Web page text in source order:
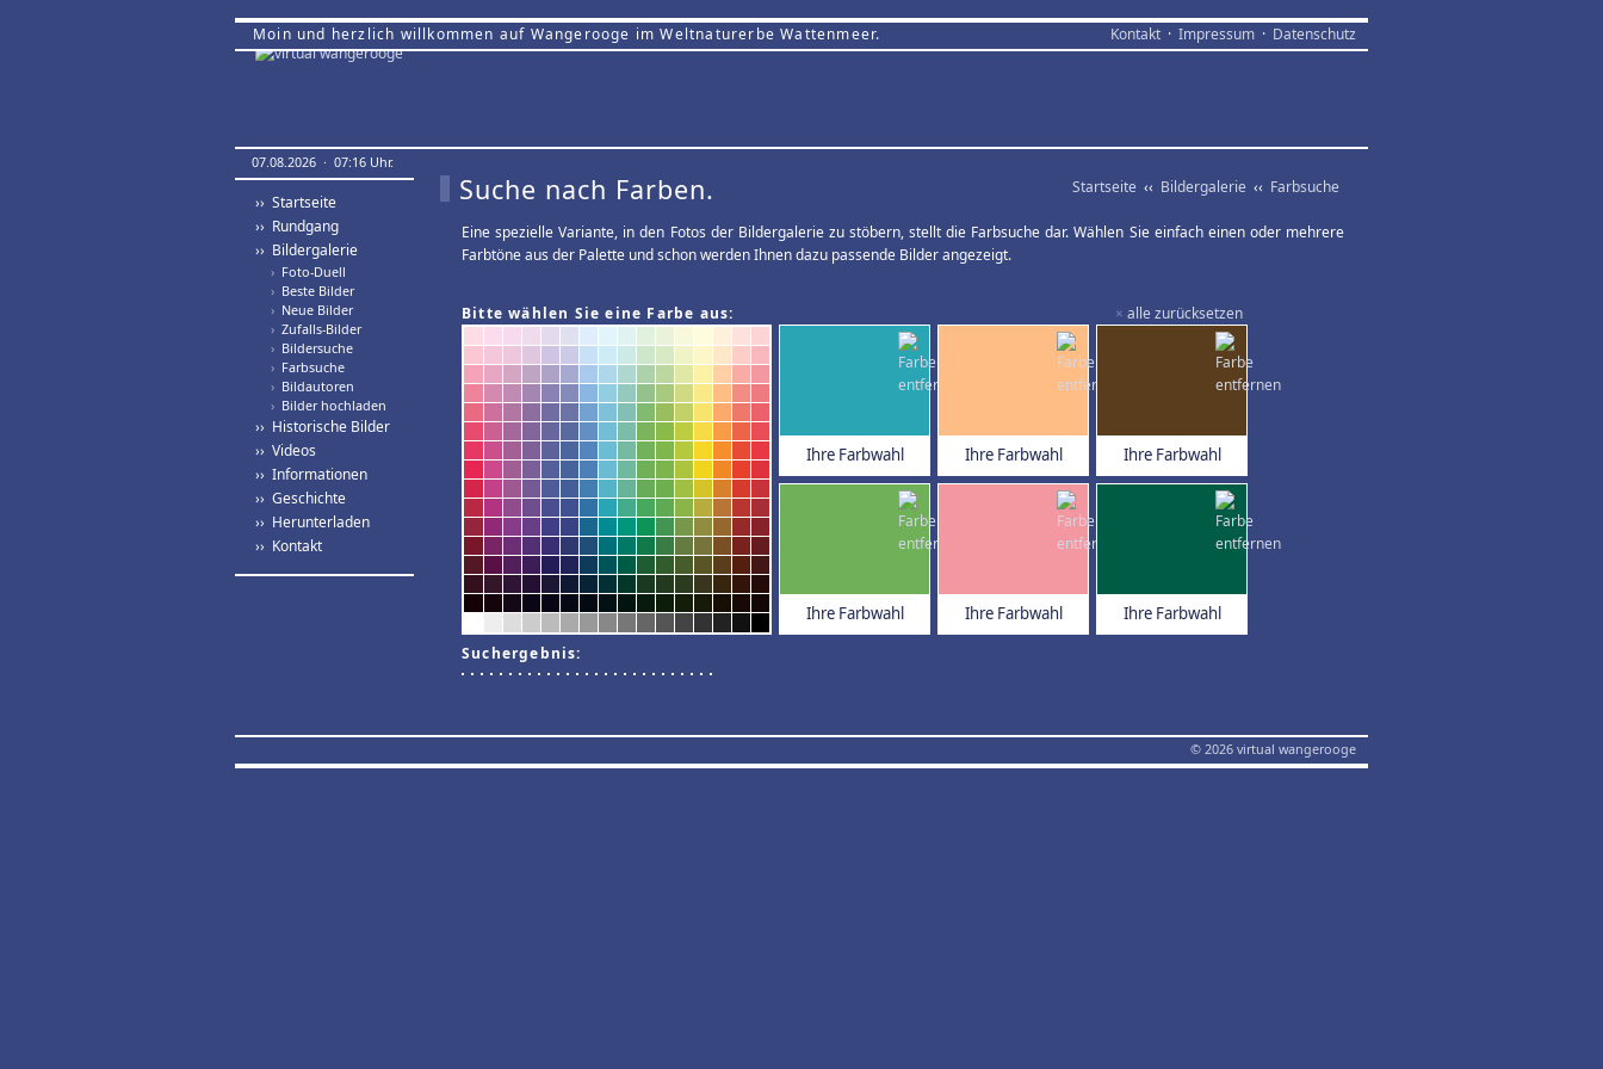
Moin und herzlich willkommen auf Wangerooge im Weltnaturerbe Wattenmeer. Kontakt · Impressum · Datenschutz
07.08.2026 · 07:16 Uhr.
›› Startseite
›› Rundgang
›› Bildergalerie
› Foto-Duell
› Beste Bilder
› Neue Bilder
› Zufalls-Bilder
› Bildersuche
› Farbsuche
› Bildautoren
› Bilder hochladen
›› Historische Bilder
›› Videos
›› Informationen
›› Geschichte
›› Herunterladen
›› Kontakt
Startseite ‹‹ Bildergalerie ‹‹ Farbsuche
Suche nach Farben.
Eine spezielle Variante, in den Fotos der Bildergalerie zu stöbern, stellt die Farbsuche dar. Wählen Sie einfach einen oder mehrere
Farbtöne aus der Palette und schon werden Ihnen dazu passende Bilder angezeigt.
× alle zurücksetzen
Bitte wählen Sie eine Farbe aus:
Ihre Farbwahl Ihre Farbwahl Ihre Farbwahl
Ihre Farbwahl Ihre Farbwahl Ihre Farbwahl
Suchergebnis:
© 2026 virtual wangerooge